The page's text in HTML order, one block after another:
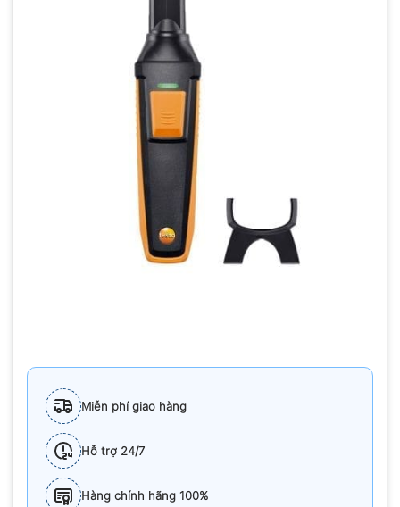
Miễn phí giao hàng
Hỗ trợ 24/7
Hàng chính hãng 100%